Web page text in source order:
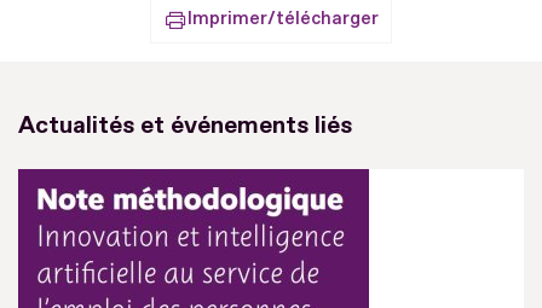
Imprimer/télécharger
Actualités et événements liés